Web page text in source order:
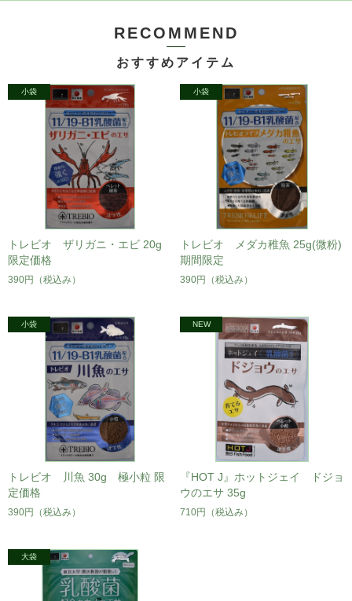
RECOMMEND
おすすめアイテム
トレビオ ザリガニ・エビ 20g
限定価格
390円 （税込み）
トレビオ メダカ稚魚 25g(微粉)
期間限定
390円 （税込み）
トレビオ 川魚 30g 極小粒 限
定価格
390円 （税込み）
『HOT J』ホットジェイ ドジョ
ウのエサ 35g
710円 （税込み）